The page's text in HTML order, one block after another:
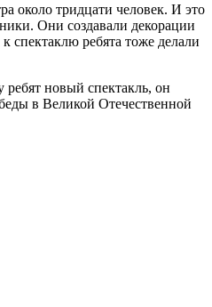
около тридцати человек. И это
Они создавали декорации
ребята тоже делали
новый спектакль, он
в Великой Отечественной